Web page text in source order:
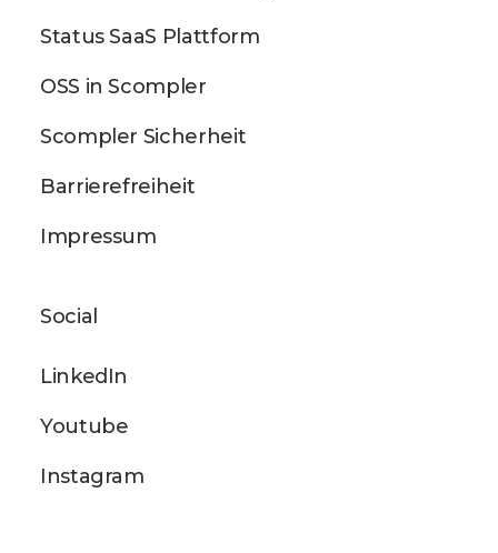
Status SaaS Plattform
OSS in Scompler
Scompler Sicherheit
Barrierefreiheit
Impressum
Social
LinkedIn
Youtube
Instagram